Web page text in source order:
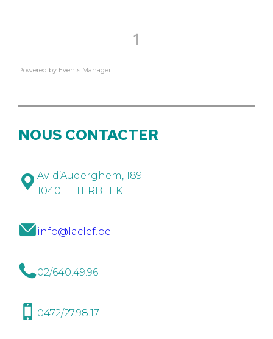
1
Powered by Events Manager
NOUS CONTACTER
Av. d’Auderghem, 189
1040 ETTERBEEK
info@laclef.be
02/640.49.96
0472/27.98.17